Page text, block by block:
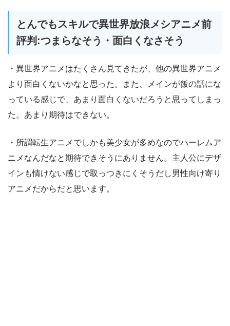
とんでもスキルで異世界放浪メシアニメ前
評判:つまらなそう・面白くなさそう
・異世界アニメはたくさん見てきたが、他の異世界アニメ
より面白くないかなと思った。また、メインが飯の話にな
っている感じで、あまり面白くないだろうと思ってしまっ
た。あまり期待はできない。
・所謂転生アニメでしかも美少女が多めなのでハーレムア
ニメなんだなと期待できそうにありません。主人公にデザ
インも情けない感じで取っつきにくそうだし男性向け寄り
アニメだからだと思います。